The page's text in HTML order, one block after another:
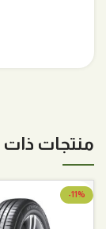
منتجات
-11%